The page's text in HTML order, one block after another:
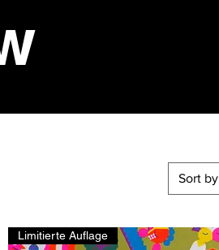
Sort by
Limitierte Auflage